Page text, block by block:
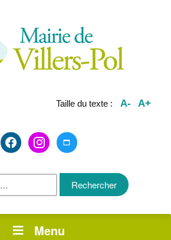
Taille du texte : A- A+
facebook2instagrammaximize
Rechercher :
Menu